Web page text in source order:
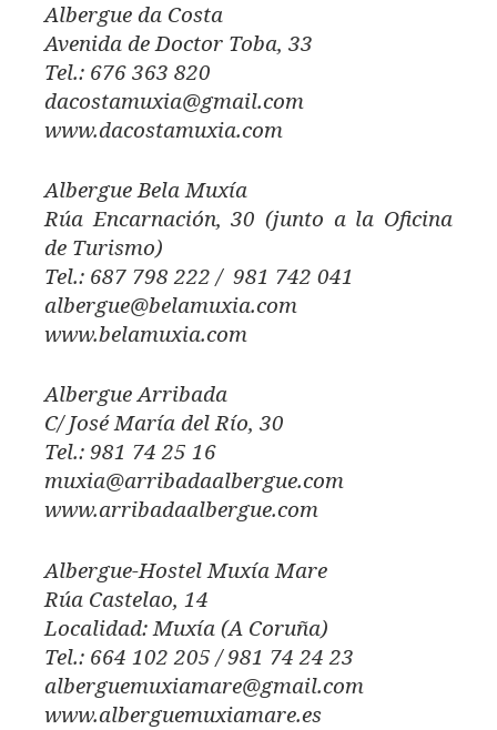
Albergue da Costa
Avenida de Doctor Toba, 33
Tel.: 676 363 820
dacostamuxia@gmail.com
www.dacostamuxia.com
Albergue Bela Muxía
Rúa Encarnación, 30 (junto a la Oficina
de Turismo)
Tel.: 687 798 222 / 981 742 041
albergue@belamuxia.com
www.belamuxia.com
Albergue Arribada
C/ José María del Río, 30
Tel.: 981 74 25 16
muxia@arribadaalbergue.com
www.arribadaalbergue.com
Albergue-Hostel Muxía Mare
Rúa Castelao, 14
Localidad: Muxía (A Coruña)
Tel.: 664 102 205 / 981 74 24 23
alberguemuxiamare@gmail.com
www.alberguemuxiamare.es